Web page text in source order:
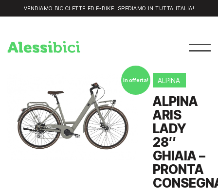
VENDIAMO BICICLETTE ED E-BIKE. SPEDIAMO IN TUTTA ITALIA!
In offerta! ALPINA
ALPINA
ARIS
LADY
28″
GHIAIA –
PRONTA